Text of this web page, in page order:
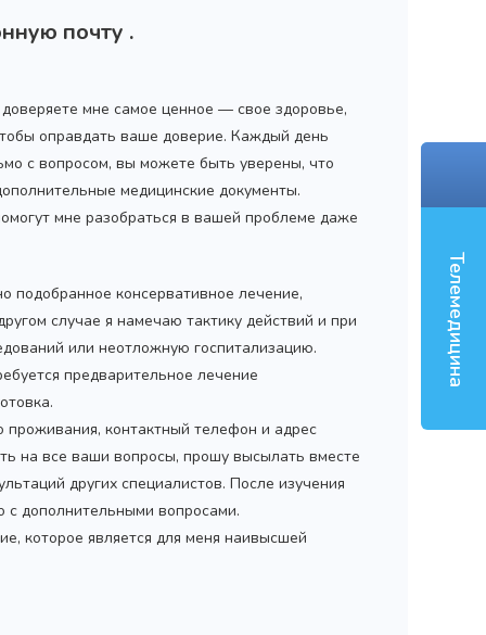
почту .
Телемедицина
мне самое ценное — свое здоровье,
оправдать ваше доверие. Каждый день
с вопросом, вы можете быть уверены, что
медицинские документы.
мне разобраться в вашей проблеме даже
подобранное консервативное лечение,
случае я намечаю тактику действий и при
или неотложную госпитализацию.
предварительное лечение
контактный телефон и адрес
на все ваши вопросы, прошу высылать вместе
других специалистов. После изучения
с дополнительными вопросами.
которое является для меня наивысшей